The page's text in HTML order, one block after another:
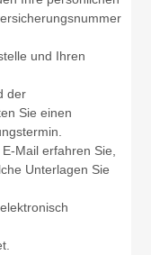
und Ihren
der
Sie einen
Mail erfahren Sie,
Unterlagen Sie